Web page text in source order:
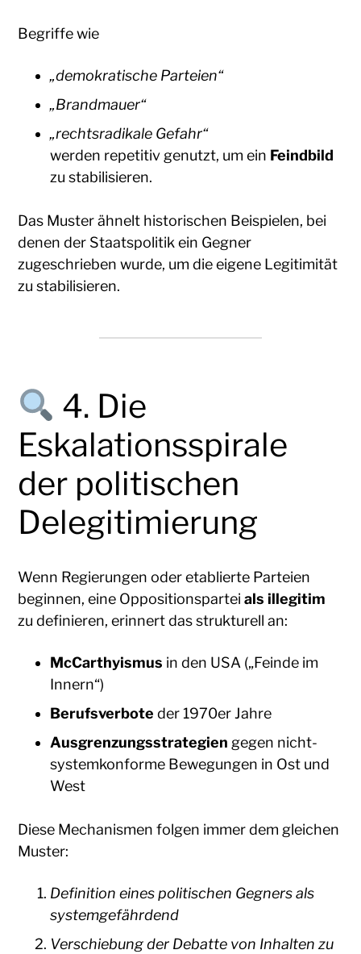
Begriffe wie
„demokratische Parteien“
„Brandmauer“
„rechtsradikale Gefahr“
werden repetitiv genutzt, um ein Feindbild
zu stabilisieren.
Das Muster ähnelt historischen Beispielen, bei
denen der Staatspolitik ein Gegner
zugeschrieben wurde, um die eigene Legitimität
zu stabilisieren.
4. Die
Eskalationsspirale
der politischen
Delegitimierung
Wenn Regierungen oder etablierte Parteien
beginnen, eine Oppositionsparteials illegitim
zu definieren, erinnert das strukturell an:
McCarthyismus in den USA („Feinde im
Innern“)
Berufsverbote der 1970er Jahre
Ausgrenzungsstrategien gegen nicht-
systemkonforme Bewegungen in Ost und
West
Diese Mechanismen folgen immer dem gleichen
Muster:
Definition eines politischen Gegners als
systemgefährdend
Verschiebung der Debatte von Inhalten zu